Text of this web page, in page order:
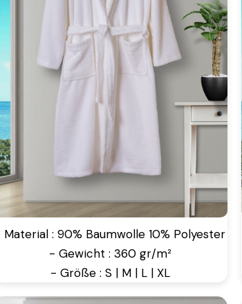
Material : 90% Baumwolle 10% Polyester
- Gewicht : 360 gr/m²
- Größe : S | M | L | XL